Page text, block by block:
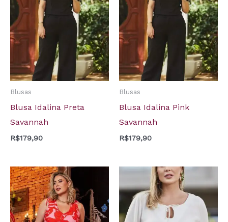
Blusas
Blusa Idalina Preta
Savannah
R$179,90
Blusas
Blusa Idalina Pink
Savannah
R$179,90